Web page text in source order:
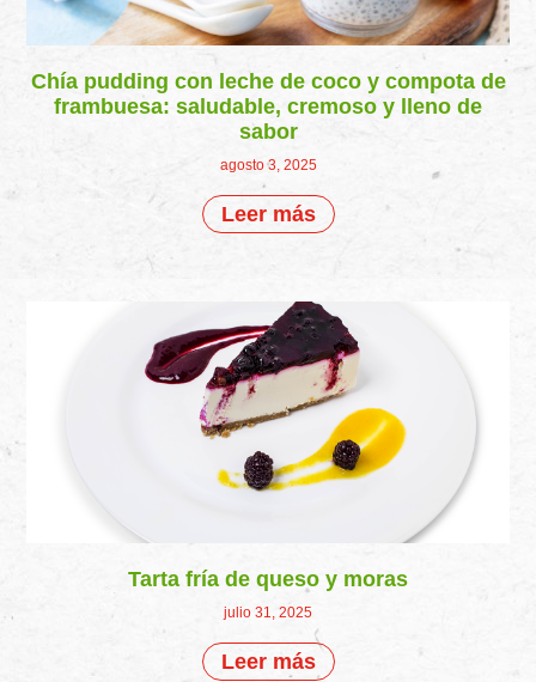
Chía pudding con leche de coco y compota de
frambuesa: saludable, cremoso y lleno de
sabor
agosto 3, 2025
Leer más
Tarta fría de queso y moras
julio 31, 2025
Leer más